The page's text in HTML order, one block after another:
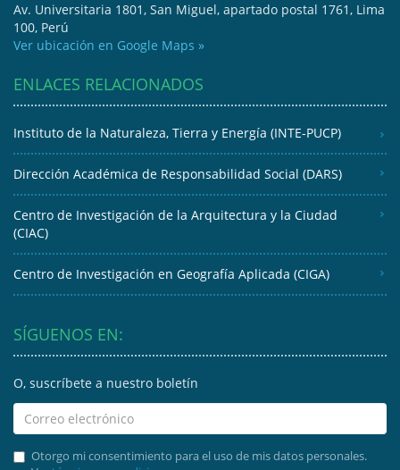
Av. Universitaria 1801, San Miguel, apartado postal 1761, Lima
100, Perú
Ver ubicación en Google Maps »
ENLACES RELACIONADOS
Instituto de la Naturaleza, Tierra y Energía (INTE-PUCP)
Dirección Académica de Responsabilidad Social (DARS)
Centro de Investigación de la Arquitectura y la Ciudad
(CIAC)
Centro de Investigación en Geografía Aplicada (CIGA)
SÍGUENOS EN:
O, suscríbete a nuestro boletín
Otorgo mi consentimiento para el uso de mis datos personales.